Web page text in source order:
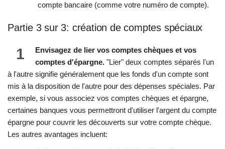
compte bancaire (comme votre numéro de compte).
Partie 3 sur 3: création de comptes spéciaux
1
Envisagez de lier vos comptes chèques et vos
comptes d'épargne. "Lier" deux comptes séparés l'un
à l'autre signifie généralement que les fonds d'un compte sont
mis à la disposition de l'autre pour des dépenses spéciales. Par
exemple, si vous associez vos comptes chèques et épargne,
certaines banques vous permettront d'utiliser l'argent du compte
épargne pour couvrir les découverts sur votre compte chèque.
Les autres avantages incluent: